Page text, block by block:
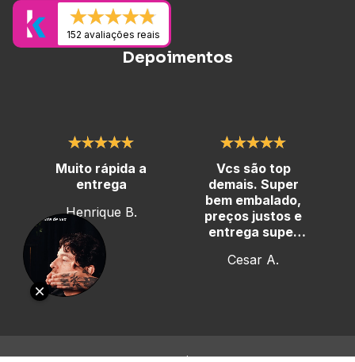
152 avaliações reais
Depoimentos
Muito rápida a
entrega
Henrique B.
Vcs são top
demais. Super
bem embalado,
preços justos e
entrega super
Cesar A.